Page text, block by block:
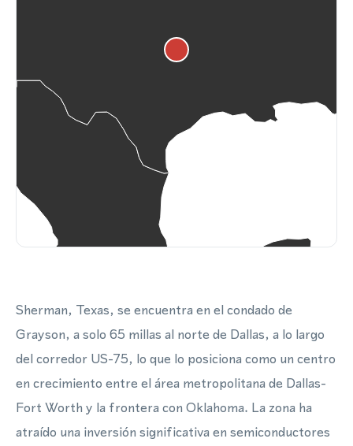
Sherman, Texas, se encuentra en el condado de
Grayson, a solo 65 millas al norte de Dallas, a lo largo
del corredor US-75, lo que lo posiciona como un centro
en crecimiento entre el área metropolitana de Dallas-
Fort Worth y la frontera con Oklahoma. La zona ha
atraído una inversión significativa en semiconductores